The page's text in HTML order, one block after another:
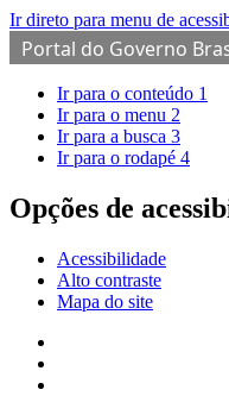
Ir direto para menu de
Portal do Governo
Ir para o conteúdo 1
Ir para o menu 2
Ir para a busca 3
Ir para o rodapé 4
Opções de
Acessibilidade
Alto contraste
Mapa do site